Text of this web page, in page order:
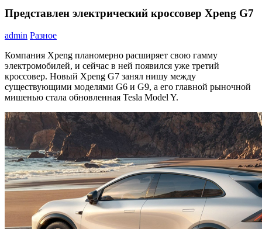
Представлен электрический кроссовер Xpeng G7
admin Разное
Компания Xpeng планомерно расширяет свою гамму
электромобилей, и сейчас в ней появился уже третий
кроссовер. Новый Xpeng G7 занял нишу между
существующими моделями G6 и G9, а его главной рыночной
мишенью стала обновленная Tesla Model Y.